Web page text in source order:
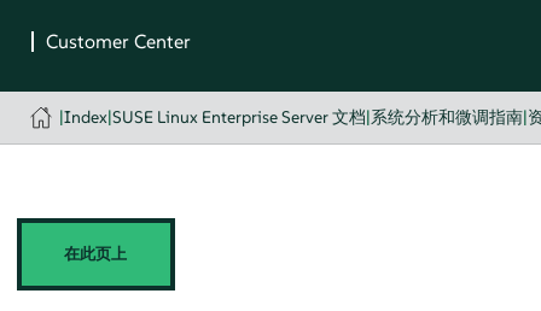
|Index|SUSE Linux Enterprise Server 文档|系统分析和微调指南|
在此页上